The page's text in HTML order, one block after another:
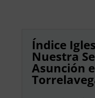
Índice
Nuestra
Asunción